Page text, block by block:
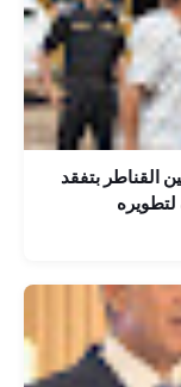
القناطر بتفقد